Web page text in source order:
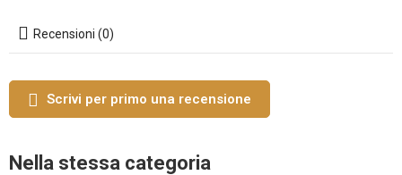
Recensioni (0)
Scrivi per primo una recensione
Nella stessa categoria